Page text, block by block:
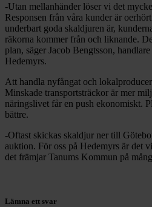
-Utan mellanhänder löser vi det
Responsen från våra kunder är
underbart goda skaldjuren är,
räkorna kommer från och liknande.
plan, säger Jacob Bengtsson,
Hedemyrs.
Att handla nyfångat och
Minskade transportsträckor är mer
näringslivet får en push ekonomiskt.
bättre.
-Oftast skickas skaldjur ner till
auktion. För oss på Hedemyrs är det
det främjar Tanums Kommun på
Lämna ett svar